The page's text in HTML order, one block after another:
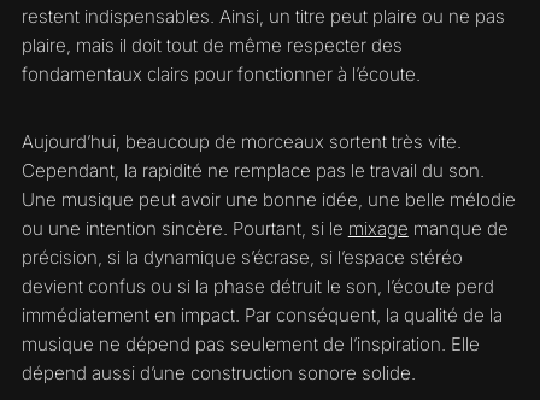
restent indispensables. Ainsi, un titre peut plaire ou ne pas
plaire, mais il doit tout de même respecter des
fondamentaux clairs pour fonctionner à l’écoute.
Aujourd’hui, beaucoup de morceaux sortent très vite.
Cependant, la rapidité ne remplace pas le travail du son.
Une musique peut avoir une bonne idée, une belle mélodie
ou une intention sincère. Pourtant, si le mixage manque de
précision, si la dynamique s’écrase, si l’espace stéréo
devient confus ou si la phase détruit le son, l’écoute perd
immédiatement en impact. Par conséquent, la qualité de la
musique ne dépend pas seulement de l’inspiration. Elle
dépend aussi d’une construction sonore solide.